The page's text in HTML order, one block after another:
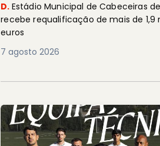
D. Estádio Municipal de Cabeceiras
recebe requalificação de mais de 1,9
euros
7 agosto 2026